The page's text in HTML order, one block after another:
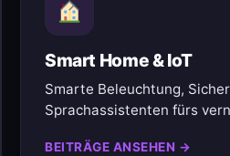
Smart Home & IoT
Smarte Beleuchtung,
Sprachassistenten fürs
BEITRÄGE ANSEHEN →